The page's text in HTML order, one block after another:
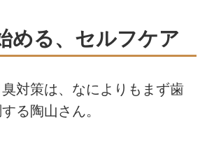
める、セルフケア
対策は、なによりもまず歯
る陶山さん。